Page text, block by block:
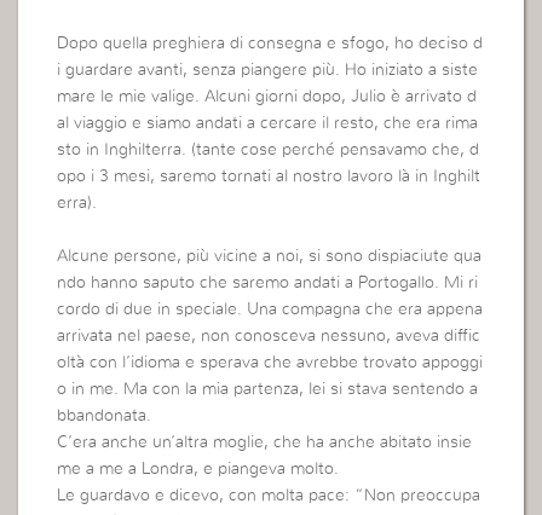
Dopo quella preghiera di consegna e sfogo, ho deciso d
i guardare avanti, senza piangere più. Ho iniziato a siste
mare le mie valige. Alcuni giorni dopo, Julio è arrivato d
al viaggio e siamo andati a cercare il resto, che era rima
sto in Inghilterra. (tante cose perché pensavamo che, d
opo i 3 mesi, saremo tornati al nostro lavoro là in Inghilt
erra).
Alcune persone, più vicine a noi, si sono dispiaciute qua
ndo hanno saputo che saremo andati a Portogallo. Mi ri
cordo di due in speciale. Una compagna che era appena
arrivata nel paese, non conosceva nessuno, aveva diffic
oltà con l’idioma e sperava che avrebbe trovato appoggi
o in me. Ma con la mia partenza, lei si stava sentendo a
bbandonata.
C’era anche un’altra moglie, che ha anche abitato insie
me a me a Londra, e piangeva molto.
Le guardavo e dicevo, con molta pace: “Non preoccupa